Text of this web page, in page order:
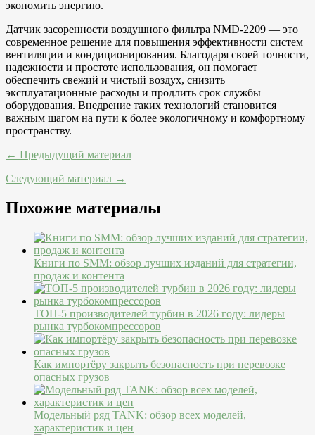
экономить энергию.
Датчик засоренности воздушного фильтра NMD-2209 — это
современное решение для повышения эффективности систем
вентиляции и кондиционирования. Благодаря своей точности,
надежности и простоте использования, он помогает
обеспечить свежий и чистый воздух, снизить
эксплуатационные расходы и продлить срок службы
оборудования. Внедрение таких технологий становится
важным шагом на пути к более экологичному и комфортному
пространству.
← Предыдущий материал
Следующий материал →
Похожие материалы
Книги по SMM: обзор лучших изданий для стратегии,
продаж и контента
ТОП-5 производителей турбин в 2026 году: лидеры
рынка турбокомпрессоров
Как импортёру закрыть безопасность при перевозке
опасных грузов
Модельный ряд TANK: обзор всех моделей,
характеристик и цен